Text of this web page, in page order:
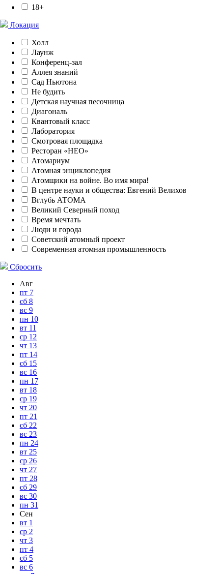
18+
Локация
Холл
Лаунж
Конференц-зал
Аллея знаний
Сад Ньютона
Не будить
Детская научная песочница
Диагональ
Квантовый класс
Лаборатория
Смотровая площадка
Ресторан «НЕО»
Атомариум
Атомная энциклопедия
Атомщики на войне. Во имя мира!
В центре науки и общества: Евгений Велихов
Вглубь АТОМА
Великий Северный поход
Время мечтать
Люди и города
Советский атомный проект
Современная атомная промышленность
Сбросить
Авг
пт 7
сб 8
вс 9
пн 10
вт 11
ср 12
чт 13
пт 14
сб 15
вс 16
пн 17
вт 18
ср 19
чт 20
пт 21
сб 22
вс 23
пн 24
вт 25
ср 26
чт 27
пт 28
сб 29
вс 30
пн 31
Сен
вт 1
ср 2
чт 3
пт 4
сб 5
вс 6